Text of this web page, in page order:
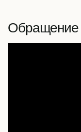
Обращение